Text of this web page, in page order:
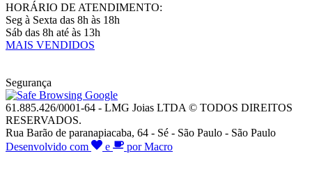
HORÁRIO DE ATENDIMENTO:
Seg à Sexta das 8h às 18h
Sáb das 8h até às 13h
MAIS VENDIDOS
Segurança
61.885.426/0001-64 - LMG Joias LTDA © TODOS DIREITOS
RESERVADOS.
Rua Barão de paranapiacaba, 64 - Sé - São Paulo - São Paulo
Desenvolvido com
e por Macro